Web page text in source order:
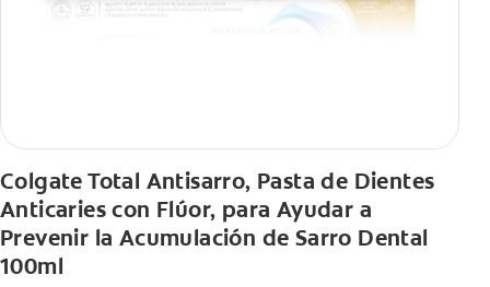
Colgate Total Antisarro, Pasta de Dientes
Anticaries con Flúor, para Ayudar a
Prevenir la Acumulación de Sarro Dental
100ml